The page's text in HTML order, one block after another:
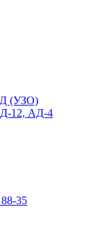
(УЗО)
12, АД-4
35